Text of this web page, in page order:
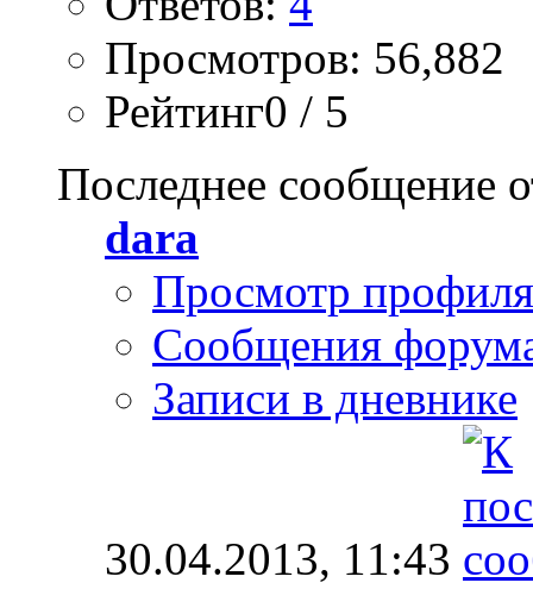
Просмотров: 56,882
Рейтинг0 / 5
Последнее сообщение
dara
Просмотр профиля
Сообщения
Записи в дневнике
30.04.2013, 11:43